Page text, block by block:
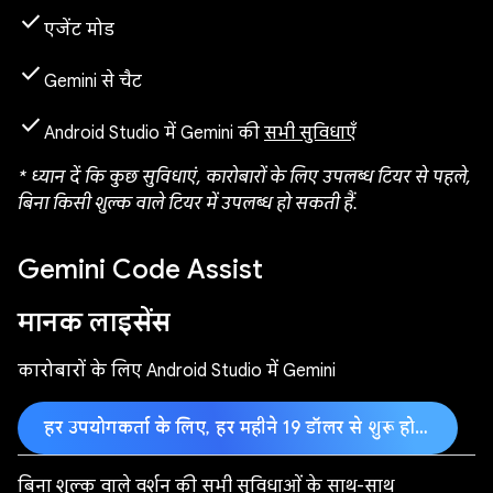
check एजेंट मोड
check Gemini से चैट
check Android Studio में Gemini की सभी सुविधाएँ
* ध्यान दें कि कुछ सुविधाएं, कारोबारों के लिए उपलब्ध टियर से पहले,
बिना किसी शुल्क वाले टियर में उपलब्ध हो सकती हैं.
Gemini Code Assist
मानक लाइसेंस
कारोबारों के लिए Android Studio में Gemini
हर उपयोगकर्ता के लिए, हर महीने 19 डॉलर से शुरू होने वाला प्लान
बिना शुल्क वाले वर्शन की सभी सुविधाओं के साथ-साथ